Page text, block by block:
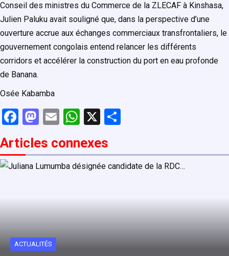
Conseil des ministres du Commerce de la ZLECAF à Kinshasa,
Julien Paluku avait souligné que, dans la perspective d’une
ouverture accrue aux échanges commerciaux transfrontaliers, le
gouvernement congolais entend relancer les différents
corridors et accélérer la construction du port en eau profonde
de Banana.
Osée Kabamba
F
a
ce
b
k
M
st
o
n
E
ail
W
at
s
p
X
ta
g
Articles connexes
ACTUALITÉS